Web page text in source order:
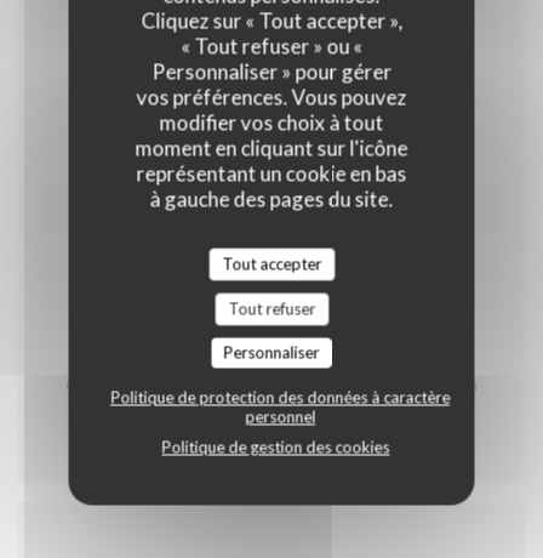
Cliquez sur « Tout accepter »,
« Tout refuser » ou «
Personnaliser » pour gérer
vos préférences. Vous pouvez
modifier vos choix à tout
moment en cliquant sur l'icône
représentant un cookie en bas
à gauche des pages du site.
Tout accepter
Tout refuser
Personnaliser
Politique de protection des données à caractère
personnel
Politique de gestion des cookies
OEUFS LAIT FRUITS À COQUE
13,00 EUR
Café & Mignardises
GLUTEN OEUFS LAIT
5,50 EUR
* Contient du porc
Carte des produits allergènes à votre disposition
Carte réalisée par notre Chef Johann Staskiewicz et sa
brigade